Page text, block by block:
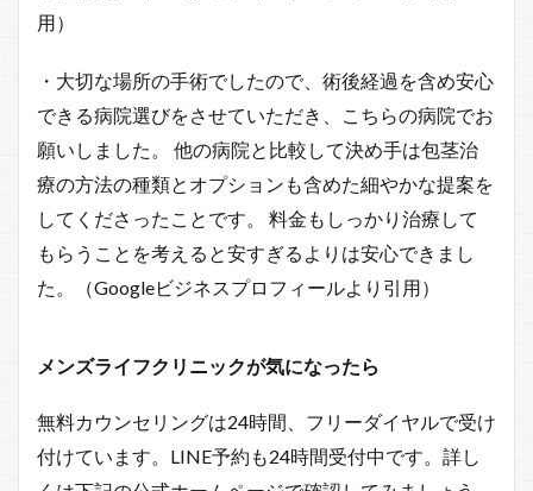
用）
・大切な場所の手術でしたので、術後経過を含め安心
できる病院選びをさせていただき、こちらの病院でお
願いしました。 他の病院と比較して決め手は包茎治
療の方法の種類とオプションも含めた細やかな提案を
してくださったことです。 料金もしっかり治療して
もらうことを考えると安すぎるよりは安心できまし
た。（Googleビジネスプロフィールより引用）
メンズライフクリニックが気になったら
無料カウンセリングは24時間、フリーダイヤルで受け
付けています。LINE予約も24時間受付中です。詳し